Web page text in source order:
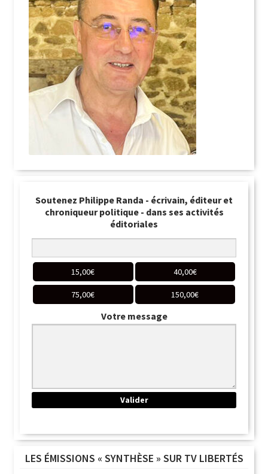
Soutenez Philippe Randa - écrivain, éditeur et
chroniqueur politique - dans ses activités
éditoriales
15,00€ 40,00€
75,00€ 150,00€
Votre message
LES ÉMISSIONS « SYNTHÈSE » SUR TV LIBERTÉS